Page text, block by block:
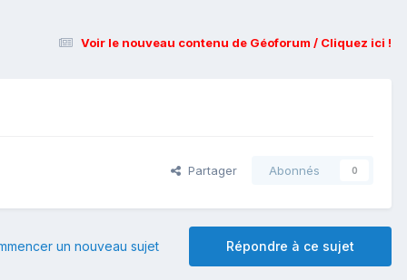
Voir le nouveau contenu de Géoforum / Cliquez ici !
Partager Abonnés 0
Répondre à ce sujet
un nouveau sujet